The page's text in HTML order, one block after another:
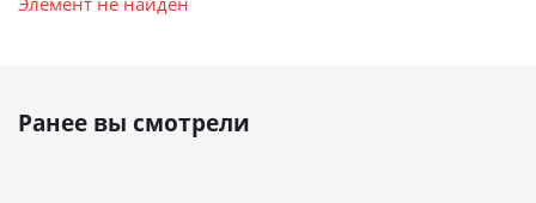
Ранее вы смотрели